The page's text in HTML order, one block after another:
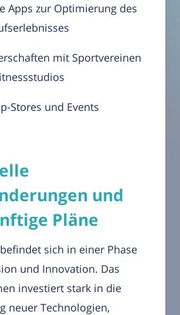
Apps zur Optimierung des
mit Sportvereinen
Stores und Events
und
Pläne
sich in einer Phase
und Innovation. Das
investiert stark in die
neuer Technologien,